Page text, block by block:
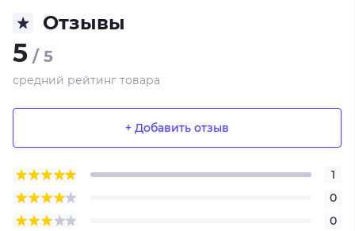
Отзывы
5 / 5
средний рейтинг товара
+ Добавить отзыв
1
0
0